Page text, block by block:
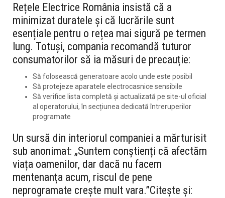
Rețele Electrice România insistă că a
minimizat duratele și că lucrările sunt
esențiale pentru o rețea mai sigură pe termen
lung. Totuși, compania recomandă tuturor
consumatorilor să ia măsuri de precauție:
Să folosească generatoare acolo unde este posibil
Să protejeze aparatele electrocasnice sensibile
Să verifice lista completă și actualizată pe site-ul oficial
al operatorului, în secțiunea dedicată întreruperilor
programate
Un sursă din interiorul companiei a mărturisit
sub anonimat: „Suntem conștienți că afectăm
viața oamenilor, dar dacă nu facem
mentenanța acum, riscul de pene
neprogramate crește mult vara.”Citește și: